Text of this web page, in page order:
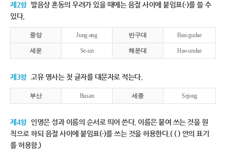
제2항 발음상 혼동의 우려가 있을 때에는 음절 사이에 붙임표(-)를 쓸 수
있다.
중앙 Jung-ang 반구대 Ban-gudae
세운 Se-un 해운대 Hae-undae
제3항 고유 명사는 첫 글자를 대문자로 적는다.
부산 Busan 세종 Sejong
제4항 인명은 성과 이름의 순서로 띄어 쓴다. 이름은 붙여 쓰는 것을 원
칙으로 하되 음절 사이에 붙임표(-)를 쓰는 것을 허용한다.( ( ) 안의 표기
를 허용함.)